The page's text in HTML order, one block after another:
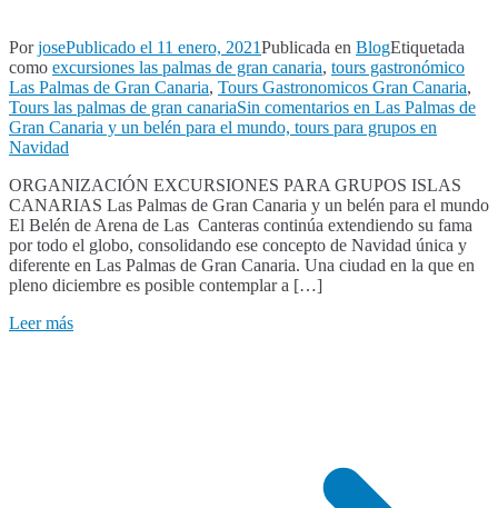
PorjosePublicado el 11 enero, 2021Publicada en BlogEtiquetada
como excursiones las palmas de gran canaria, tours gastronómico
Las Palmas de Gran Canaria, Tours Gastronomicos Gran Canaria,
Tours las palmas de gran canariaSin comentarios en Las Palmas de
Gran Canaria y un belén para el mundo, tours para grupos en
Navidad
ORGANIZACIÓN EXCURSIONES PARA GRUPOS ISLAS
CANARIAS Las Palmas de Gran Canaria y un belén para el mundo
El Belén de Arena de Las Canteras continúa extendiendo su fama
por todo el globo, consolidando ese concepto de Navidad única y
diferente en Las Palmas de Gran Canaria. Una ciudad en la que en
pleno diciembre es posible contemplar a […]
Leer más